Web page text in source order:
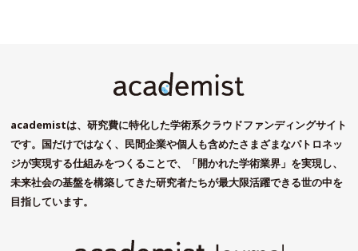
academistは、研究費に特化した学術系クラウドファンディングサイト
です。国だけではなく、民間企業や個人も含めたさまざまなパトロネッ
ジが実現する仕組みをつくることで、「開かれた学術業界」を実現し、
未来社会の基盤を構築してきた研究者たちが最大限活躍できる世の中を
目指しています。